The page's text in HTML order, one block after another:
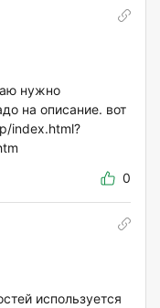
нужно
на описание. вот
index.html?
0
используется